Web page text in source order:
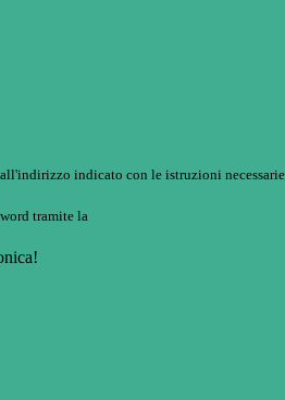
indicato con le istruzioni
tramite la